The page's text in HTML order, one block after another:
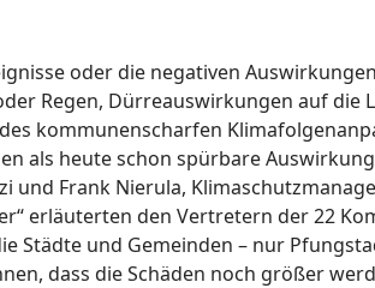
oder die negativen
Regen, Dürreauswirkungen auf die
kommunenscharfen
als heute schon spürbare
und Frank Nierula,
erläuterten den Vertretern der 22
Städte und Gemeinden – nur
dass die Schäden noch größer